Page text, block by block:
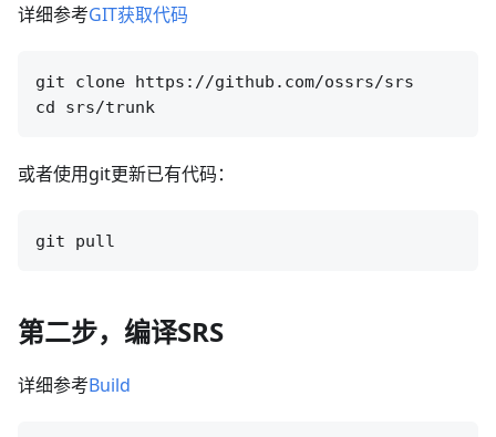
详细参考GIT获取代码
git clone https://github.com/ossrs/srs
或者使用git更新已有代码：
第二步，编译SRS
详细参考Build